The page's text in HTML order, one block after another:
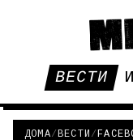
ВЕСТИ
ДОМА/ВЕСТИ /